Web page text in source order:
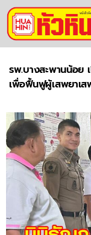
รพ.บางสะพานน้อ
เพื่อฟื้นฟูผู้เสพยาเ